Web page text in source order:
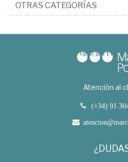
OTRAS CATEGORÍAS
Atención al
(+34) 91